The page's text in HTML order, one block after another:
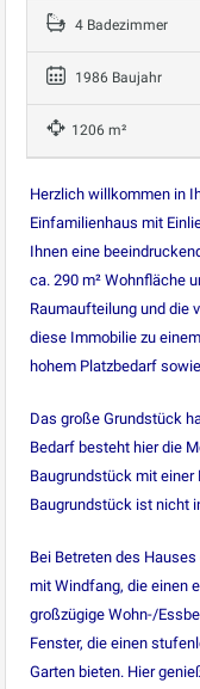
4 Badezimmer
1986 Baujahr
1206 m²
Herzlich willkommen in
Einfamilienhaus mit
Ihnen eine
ca. 290 m² Wohnfläche
Raumaufteilung und die
diese Immobilie zu
hohem Platzbedarf
Das große Grundstück
Bedarf besteht hier die
Baugrundstück mit einer
Baugrundstück ist nicht
Bei Betreten des
mit Windfang, die einen
großzügige Wohn-/
Fenster, die einen
Garten bieten. Hier